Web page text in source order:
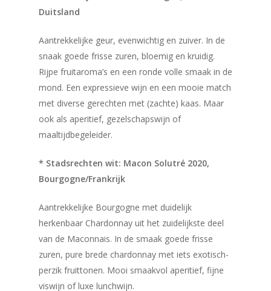
Duitsland
Aantrekkelijke geur, evenwichtig en zuiver. In de
snaak goede frisse zuren, bloemig en kruidig.
Rijpe fruitaroma’s en een ronde volle smaak in de
mond. Een expressieve wijn en een mooie match
met diverse gerechten met (zachte) kaas. Maar
ook als aperitief, gezelschapswijn of
maaltijdbegeleider.
* Stadsrechten wit: Macon Solutré 2020,
Bourgogne/Frankrijk
Aantrekkelijke Bourgogne met duidelijk
herkenbaar Chardonnay uit het zuidelijkste deel
van de Maconnais. In de smaak goede frisse
zuren, pure brede chardonnay met iets exotisch-
perzik fruittonen. Mooi smaakvol aperitief, fijne
viswijn of luxe lunchwijn.